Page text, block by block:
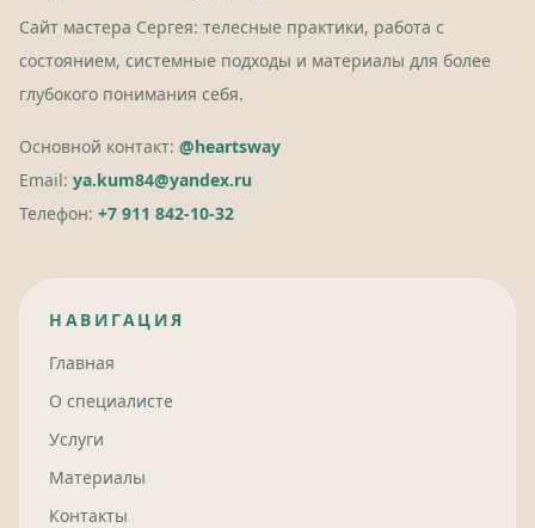
Сайт мастера Сергея: телесные практики, работа с
состоянием, системные подходы и материалы для более
глубокого понимания себя.
Основной контакт: @heartsway
Email: ya.kum84@yandex.ru
Телефон: +7 911 842-10-32
НАВИГАЦИЯ
Главная
О специалисте
Услуги
Материалы
Контакты